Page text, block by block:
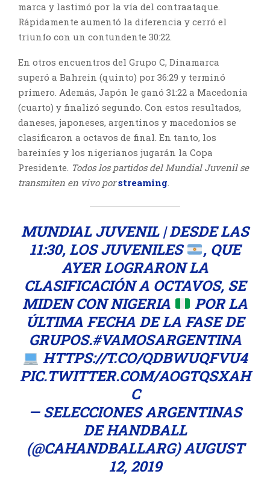
marca y lastimó por la vía del contraataque.
Rápidamente aumentó la diferencia y cerró el
triunfo con un contundente 30:22.
En otros encuentros del Grupo C, Dinamarca
superó a Bahrein (quinto) por 36:29 y terminó
primero. Además, Japón le ganó 31:22 a Macedonia
(cuarto) y finalizó segundo. Con estos resultados,
daneses, japoneses, argentinos y macedonios se
clasificaron a octavos de final. En tanto, los
bareiníes y los nigerianos jugarán la Copa
Presidente. Todos los partidos del Mundial Juvenil se
transmiten en vivo porstreaming.
MUNDIAL JUVENIL | DESDE LAS
11:30, LOS JUVENILES
, QUE
AYER LOGRARON LA
CLASIFICACIÓN A OCTAVOS, SE
MIDEN CON NIGERIA
POR LA
ÚLTIMA FECHA DE LA FASE DE
GRUPOS.#VAMOSARGENTINA
HTTPS://T.CO/QDBWUQFVU4
PIC.TWITTER.COM/AOGTQSXAH
C
— SELECCIONES ARGENTINAS
DE HANDBALL
(@CAHANDBALLARG)AUGUST
12, 2019